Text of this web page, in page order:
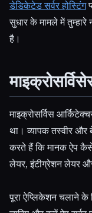
डेडिकेटेड सर्वर होस्टिंग
सुधार के मामले में
है।
माइक्रोसर्विस
था। व्यापक तस्वीर
करते हैं कि मानक ऐप
लेयर, इंटीग्रेशन लेयर
पूरा ऐप्लिकेशन चलाने